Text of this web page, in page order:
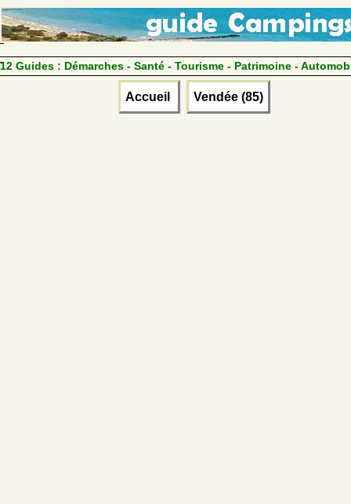
12 Guides : Démarches - Santé - Tourisme - Patrimoine -
Accueil Vendée (85)